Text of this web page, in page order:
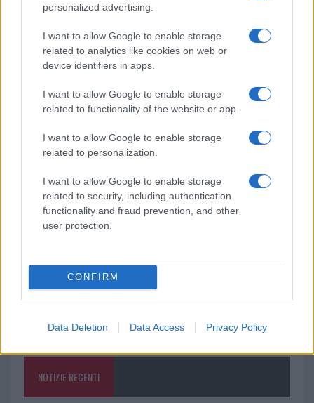
personalized advertising.
I want to allow Google to enable storage
related to analytics like cookies on web or
device identifiers in apps.
I want to allow Google to enable storage
related to functionality of the website or app.
I want to allow Google to enable storage
related to personalization.
I want to allow Google to enable storage
related to security, including authentication
functionality and fraud prevention, and other
user protection.
CONFIRM
Data Deletion Data Access Privacy Policy
Notizie in tempo reale?
Entra nel canale telegram di
GalluraOggi.it
Ricevi le nostre ultime news
Condividi l'articolo
ce
b
o
k
w
it
te
n
te
re
at
s
p
a
re
Articolo precedente
Prossimo articolo
NOTIZIE RECENTI